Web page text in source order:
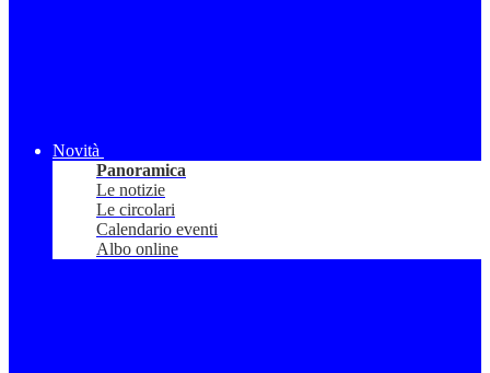
Novità
Panoramica
Le notizie
Le circolari
Calendario eventi
Albo online